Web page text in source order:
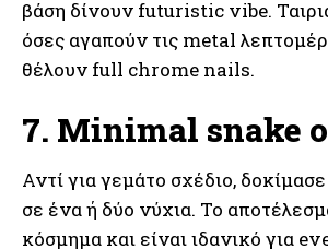
βάση δίνουν futuristic vibe.
όσες αγαπούν τις metal
θέλουν full chrome nails.
7. Minimal snake
Αντί για γεμάτο σχέδιο,
σε ένα ή δύο νύχια. Το
κόσμημα και είναι ιδανικό για